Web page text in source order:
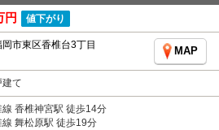
円 値下がり
市東区香椎台3丁目
MAP
て
線 香椎神宮駅 徒歩14分
線 舞松原駅 徒歩19分